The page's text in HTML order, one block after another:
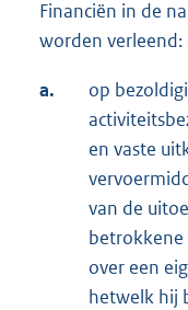
Financiën in de
worden verleend:
a.
op
en vaste
van de
over een
hetwelk hij